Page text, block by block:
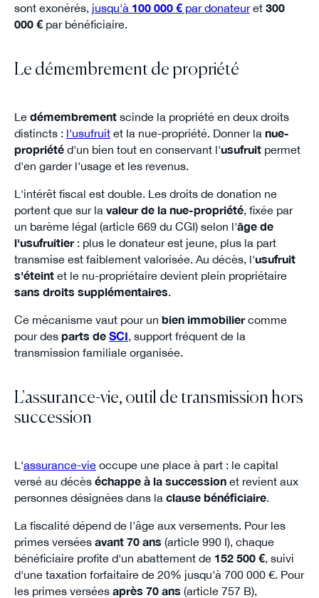
sont exonérés, jusqu'à 100 000 €par donateuret 300
000 €par bénéficiaire.
Le démembrement de propriété
Le démembrementscinde la propriété en deux droits
distincts : l'usufruitet la nue-propriété. Donner la nue-
propriétéd'un bien tout en conservant l'usufruitpermet
d'en garder l'usage et les revenus.
L'intérêt fiscal est double. Les droits de donation ne
portent que sur la valeur de la nue-propriété, fixée par
un barème légal (article 669 du CGI) selon l'âge de
l'usufruitier: plus le donateur est jeune, plus la part
transmise est faiblement valorisée. Au décès, l'usufruit
s'éteintet le nu-propriétaire devient plein propriétaire
sans droits supplémentaires.
Ce mécanisme vaut pour un bien immobiliercomme
pour des parts de SCI , support fréquent de la
transmission familiale organisée.
L'assurance-vie, outil de transmission hors
succession
L'assurance-vieoccupe une place à part : le capital
versé au décès échappe à la successionet revient aux
personnes désignées dans la clause bénéficiaire.
La fiscalité dépend de l'âge aux versements. Pour les
primes versées avant 70 ans (article 990 I), chaque
bénéficiaire profite d'un abattement de 152 500 €, suivi
d'une taxation forfaitaire de 20% jusqu'à 700 000 €. Pour
les primes versées après 70 ans (article 757 B),